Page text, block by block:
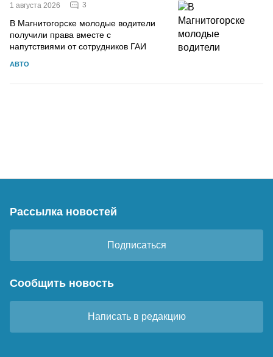
1 августа 2026 3
В Магнитогорске молодые водители
получили права вместе с
напутствиями от сотрудников ГАИ
АВТО
Рассылка новостей
Подписаться
Сообщить новость
Написать в редакцию